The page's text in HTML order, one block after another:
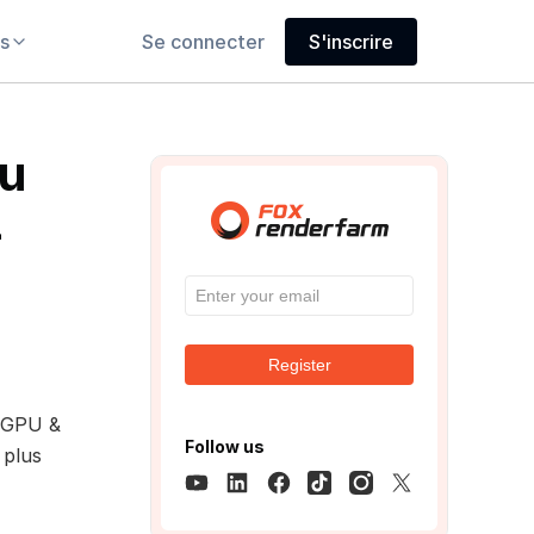
Se connecter S'inscrire
&
Register
Follow us